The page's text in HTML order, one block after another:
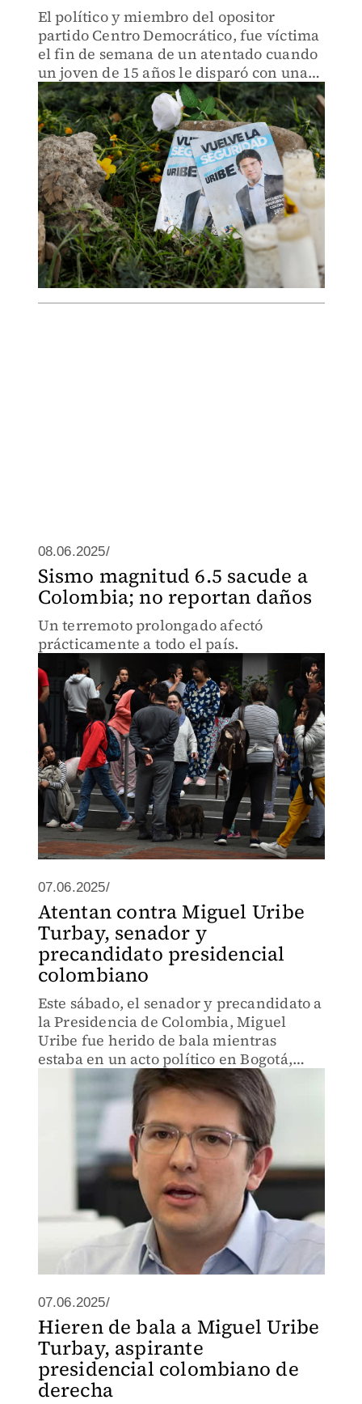
El político y miembro del opositor
partido Centro Democrático, fue víctima
el fin de semana de un atentado cuando
un joven de 15 años le disparó con una
pistola durante un acto de campaña en
el occidente de Bogotá.
08.06.2025/
Sismo magnitud 6.5 sacude a
Colombia; no reportan daños
Un terremoto prolongado afectó
prácticamente a todo el país.
07.06.2025/
Atentan contra Miguel Uribe
Turbay, senador y
precandidato presidencial
colombiano
Este sábado, el senador y precandidato a
la Presidencia de Colombia, Miguel
Uribe fue herido de bala mientras
estaba en un acto político en Bogotá,
informaron medios colombianos.
07.06.2025/
Hieren de bala a Miguel Uribe
Turbay, aspirante
presidencial colombiano de
derecha